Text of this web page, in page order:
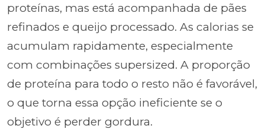
proteínas, mas está acompanhada de pães
refinados e queijo processado. As calorias se
acumulam rapidamente, especialmente
com combinações supersized. A proporção
de proteína para todo o resto não é favorável,
o que torna essa opção ineficiente se o
objetivo é perder gordura.